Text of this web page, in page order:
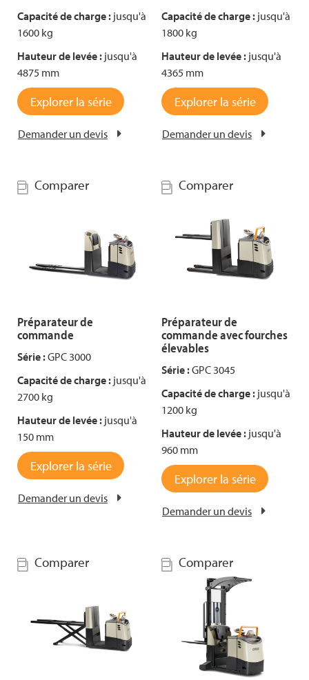
Capacité de charge : jusqu'à
1600 kg
Hauteur de levée : jusqu'à
4875 mm
Explorer la série
Demander un devis
Capacité de charge : jusqu'à
1800 kg
Hauteur de levée : jusqu'à
4365 mm
Explorer la série
Demander un devis
Comparer
Préparateur de
commande
Série :GPC 3000
Capacité de charge : jusqu'à
2700 kg
Hauteur de levée : jusqu'à
150 mm
Explorer la série
Demander un devis
Comparer
Préparateur de
commande avec fourches
élevables
Série :GPC 3045
Capacité de charge : jusqu'à
1200 kg
Hauteur de levée : jusqu'à
960 mm
Explorer la série
Demander un devis
Comparer Comparer